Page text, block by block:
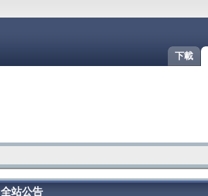
下載
全站公告